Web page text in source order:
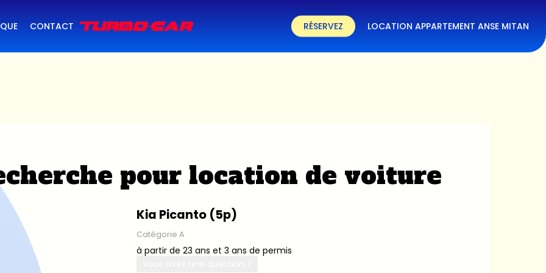
CONTACT RÉSERVEZ LOCATION APPARTEMENT ANSE MITAN
pour location de voiture
Kia Picanto (5p)
Catégorie A
à partir de 23 ans et 3 ans de permis